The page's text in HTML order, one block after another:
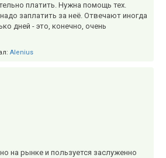
платить. Нужна помощь тех.
заплатить за неё. Отвечают иногда
дней - это, конечно, очень
Alenius
на рынке и пользуется заслуженно